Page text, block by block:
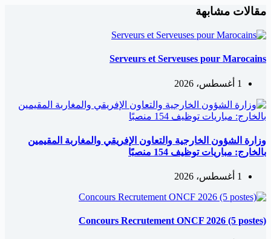
مقالات مشابهة
Serveurs et Serveuses pour Marocains
1 أغسطس، 2026
وزارة الشؤون الخارجية والتعاون الإفريقي والمغاربة المقيمين
بالخارج: مباريات توظيف 154 منصبًا
1 أغسطس، 2026
Concours Recrutement ONCF 2026 (5 postes)